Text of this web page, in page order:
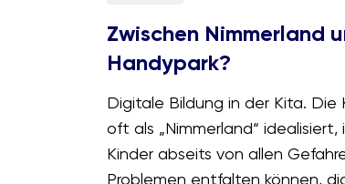
Zwischen Nimmerland
Handypark?
Digitale Bildung in der Kita. Die
oft als „Nimmerland“ idealisiert,
Kinder abseits von allen
Problemen entfalten können,